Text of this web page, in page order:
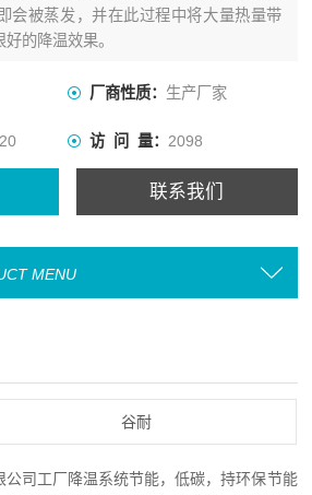
会被蒸发，并在此过程中将大量热量带
的降温效果。
厂商性质： 生产厂家
访 问 量： 2098
联系我们
MENU
谷耐
公司工厂降温系统节能，低碳，持环保节能